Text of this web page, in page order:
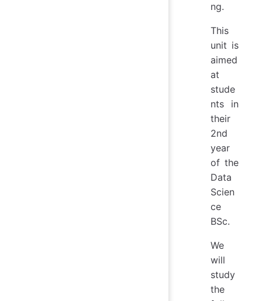
ng.
This
unit is
aimed
at
stude
nts in
their
2nd
year
of the
Data
Scien
ce
BSc.
We
will
study
the